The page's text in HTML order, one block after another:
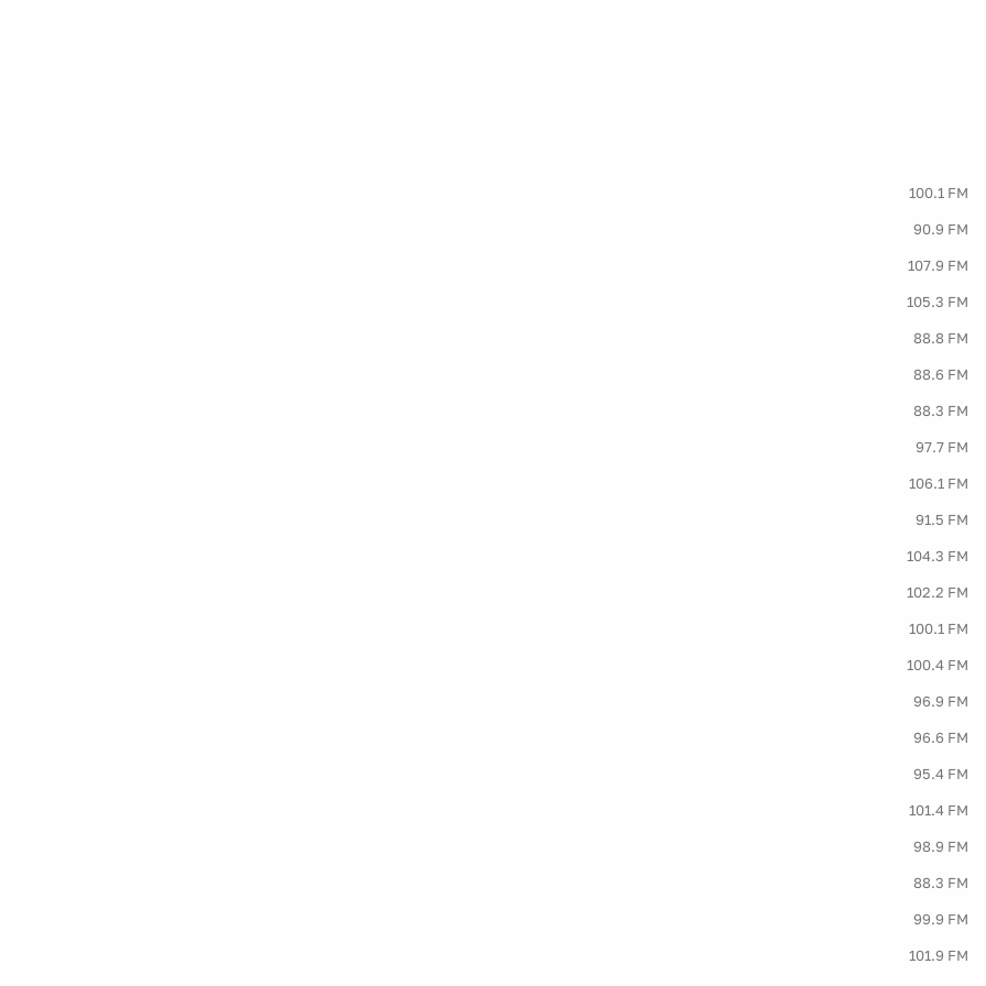
100.1 FM
90.9 FM
107.9 FM
105.3 FM
88.8 FM
88.6 FM
88.3 FM
97.7 FM
106.1 FM
91.5 FM
104.3 FM
102.2 FM
100.1 FM
100.4 FM
96.9 FM
96.6 FM
95.4 FM
101.4 FM
98.9 FM
88.3 FM
99.9 FM
101.9 FM